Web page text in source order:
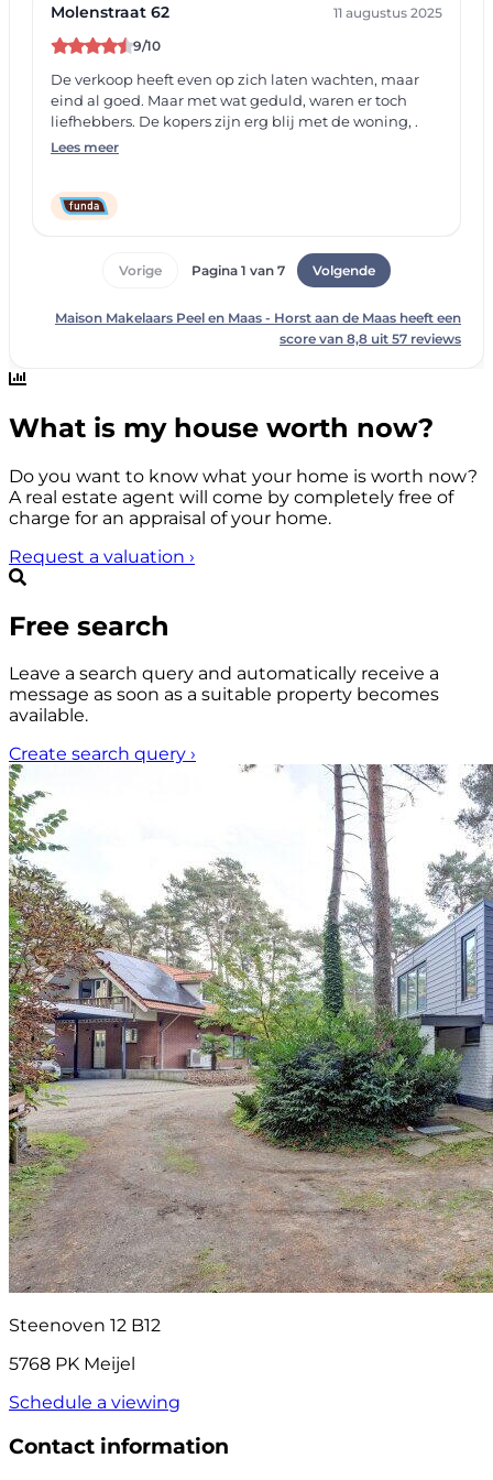
What is my house worth now?
Do you want to know what your home is worth now?
A real estate agent will come by completely free of
charge for an appraisal of your home.
Request a valuation ›
Free search
Leave a search query and automatically receive a
message as soon as a suitable property becomes
available.
Create search query ›
Steenoven 12 B12
5768 PK Meijel
Schedule a viewing
Contact information